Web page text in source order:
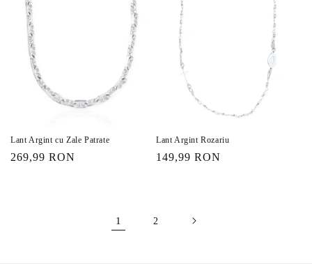
Lant Argint cu Zale Patrate
Preț
269,99 RON
Lant Argint Rozariu
Preț
149,99 RON
1 2